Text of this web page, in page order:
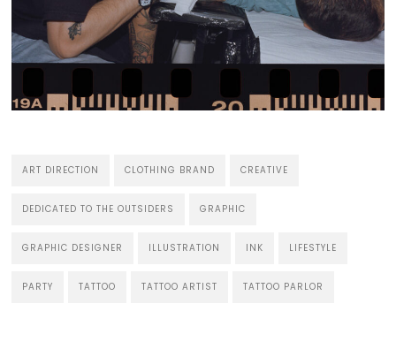
ART DIRECTION CLOTHING BRAND CREATIVE
DEDICATED TO THE OUTSIDERS GRAPHIC
GRAPHIC DESIGNER ILLUSTRATION INK LIFESTYLE
PARTY TATTOO TATTOO ARTIST TATTOO PARLOR